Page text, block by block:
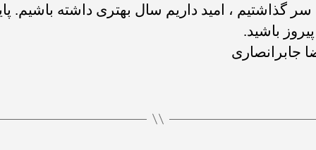
گذاشتیم ، امید داریم سال بهتری داشته باشیم.
باشید.
جابرانصاری